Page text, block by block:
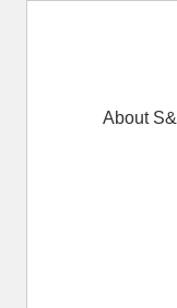
About S&I